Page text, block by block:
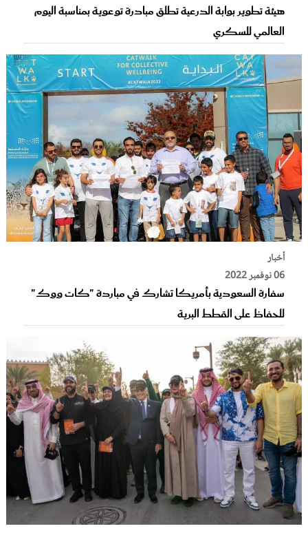
هيئة تطوير بوابة الدرعية تطلق مبادرة توعوية بمناسبة اليوم
العالمي للسكري
أخبار
06 نوفمبر 2022
سفارة السعودية بأمريكا تشارك في مباردة "كات ووك"
للحفاظ على القطط البرية